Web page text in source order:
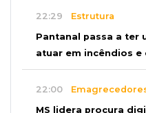
22:29 Estrutura
Pantanal passa a ter
atuar em incêndios e
22:00
MS lidera procura